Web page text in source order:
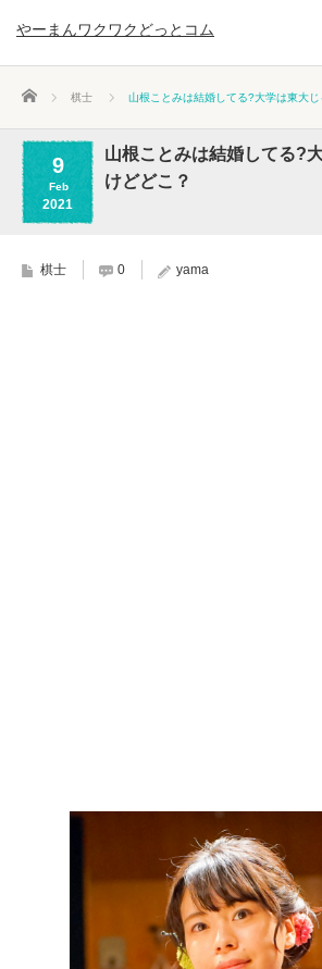
やーまんワクワクどっとコム
ホーム 棋士 山根ことみは結婚してる?大学は東大じ
9
Feb
2021
山根ことみは結婚してる?
けどどこ？
棋士 0 yama